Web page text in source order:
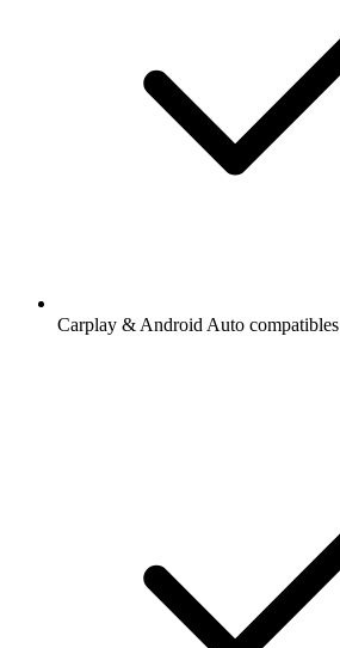
Carplay & Android Auto compatibles